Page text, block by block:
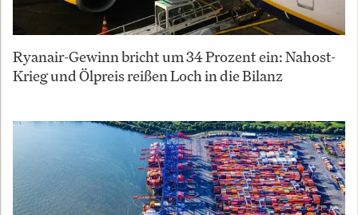
Ryanair-Gewinn bricht um 34 Prozent ein: Nahost-
Krieg und Ölpreis reißen Loch in die Bilanz